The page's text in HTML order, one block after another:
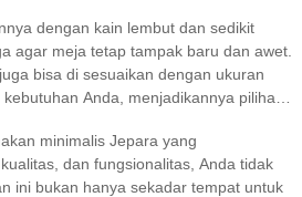
dengan kain lembut dan sedikit
agar meja tetap tampak baru dan awet.
bisa di sesuaikan dengan ukuran
Anda, menjadikannya pilihan
minimalis Jepara yang
dan fungsionalitas, Anda tidak
ini bukan hanya sekadar tempat untuk